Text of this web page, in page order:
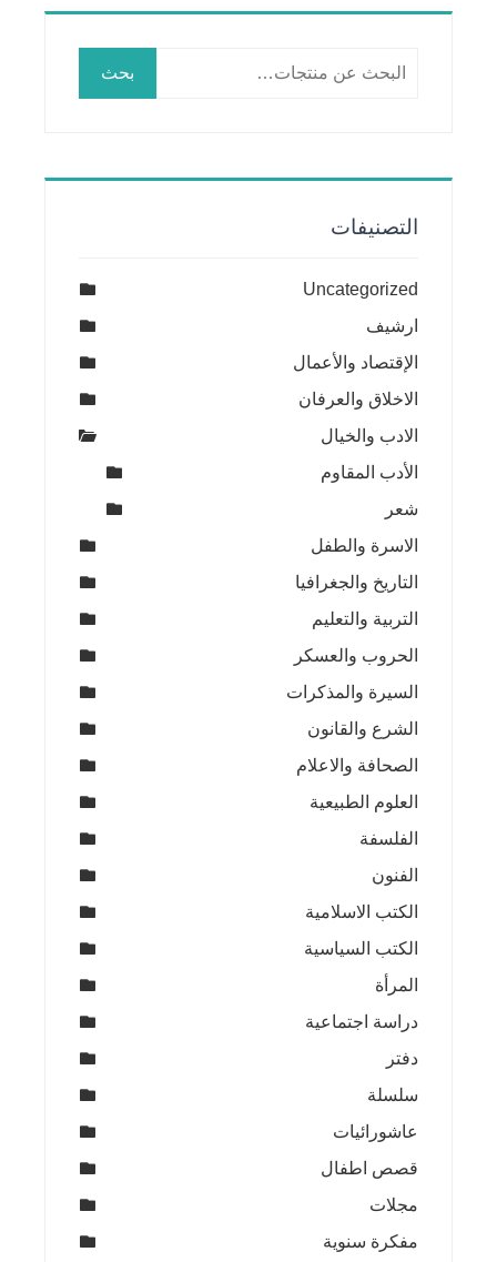
بحث
التصنيفات
Uncategorized
ارشيف
الإقتصاد والأعمال
الاخلاق والعرفان
الادب والخيال
الأدب المقاوم
شعر
الاسرة والطفل
التاريخ والجغرافيا
التربية والتعليم
الحروب والعسكر
السيرة والمذكرات
الشرع والقانون
الصحافة والاعلام
العلوم الطبيعية
الفلسفة
الفنون
الكتب الاسلامية
الكتب السياسية
المرأة
دراسة اجتماعية
دفتر
سلسلة
عاشورائيات
قصص اطفال
مجلات
مفكرة سنوية